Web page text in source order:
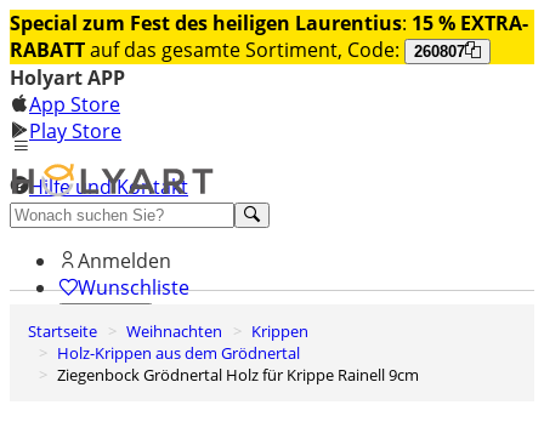
Special zum Fest des heiligen Laurentius: 15 % EXTRA-
RABATTauf das gesamte Sortiment, Code: 260807
Holyart APP
App Store
Play Store
Hilfe und Kontakt
Entdecken Sie Premium
Anmelden
Wunschliste
0
Warenkorb
Startseite Weihnachten
Krippen
Holz-Krippen aus dem Grödnertal
Ziegenbock Grödnertal Holz für Krippe Rainell 9cm